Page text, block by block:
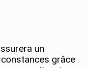
un
grâce